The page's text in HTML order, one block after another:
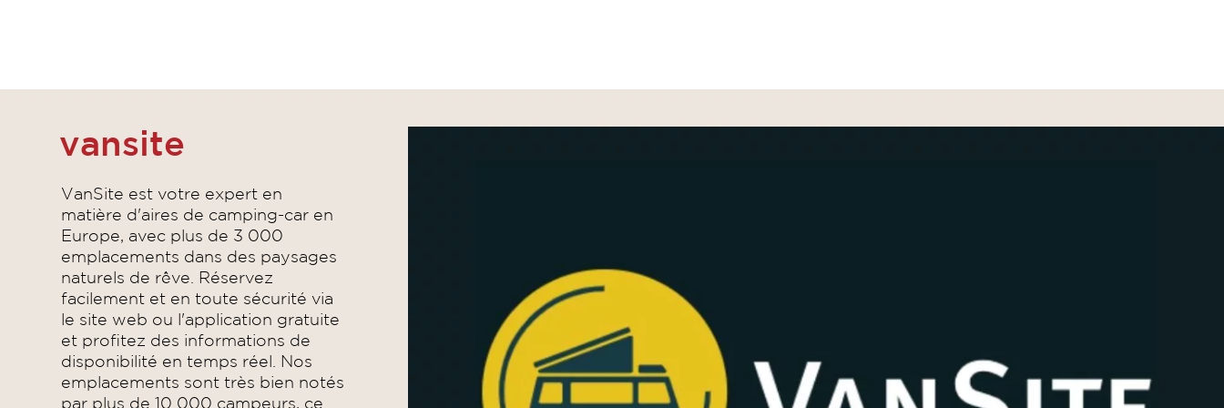
vansite
VanSite est votre expert en
matière d'aires de camping-car en
Europe, avec plus de 3 000
emplacements dans des paysages
naturels de rêve. Réservez
facilement et en toute sécurité via
le site web ou l'application gratuite
et profitez des informations de
disponibilité en temps réel. Nos
emplacements sont très bien notés
par plus de 10 000 campeurs, ce